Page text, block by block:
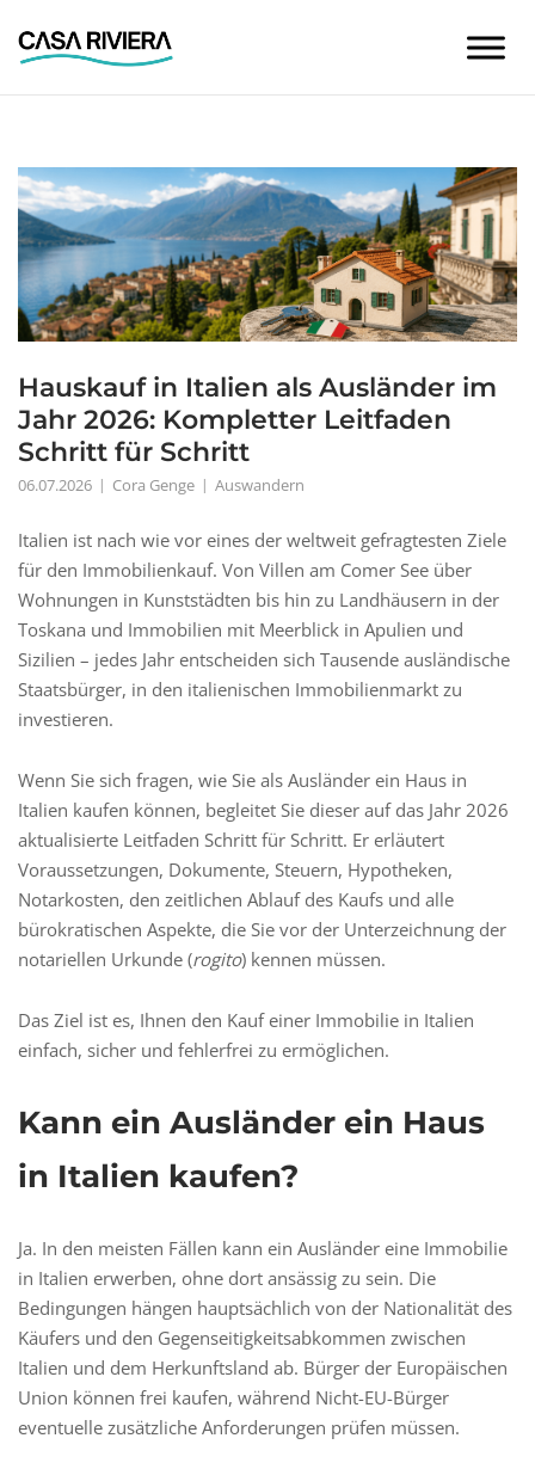
Hauskauf in Italien als Ausländer im
Jahr 2026: Kompletter Leitfaden
Schritt für Schritt
06.07.2026 Cora Genge Auswandern
Italien ist nach wie vor eines der weltweit gefragtesten Ziele
für den Immobilienkauf. Von Villen am Comer See über
Wohnungen in Kunststädten bis hin zu Landhäusern in der
Toskana und Immobilien mit Meerblick in Apulien und
Sizilien – jedes Jahr entscheiden sich Tausende ausländische
Staatsbürger, in den italienischen Immobilienmarkt zu
investieren.
Wenn Sie sich fragen, wie Sie als Ausländer ein Haus in
Italien kaufen können, begleitet Sie dieser auf das Jahr 2026
aktualisierte Leitfaden Schritt für Schritt. Er erläutert
Voraussetzungen, Dokumente, Steuern, Hypotheken,
Notarkosten, den zeitlichen Ablauf des Kaufs und alle
bürokratischen Aspekte, die Sie vor der Unterzeichnung der
notariellen Urkunde (rogito) kennen müssen.
Das Ziel ist es, Ihnen den Kauf einer Immobilie in Italien
einfach, sicher und fehlerfrei zu ermöglichen.
Kann ein Ausländer ein Haus
in Italien kaufen?
Ja. In den meisten Fällen kann ein Ausländer eine Immobilie
in Italien erwerben, ohne dort ansässig zu sein. Die
Bedingungen hängen hauptsächlich von der Nationalität des
Käufers und den Gegenseitigkeitsabkommen zwischen
Italien und dem Herkunftsland ab. Bürger der Europäischen
Union können frei kaufen, während Nicht-EU-Bürger
eventuelle zusätzliche Anforderungen prüfen müssen.